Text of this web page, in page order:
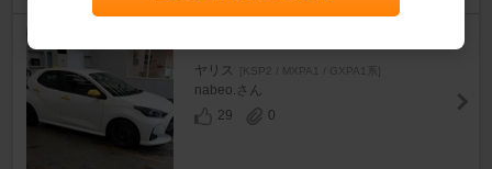
ヤリス [KSP2 / MXPA1 / GXPA1系]
nabeo.さん
29
0